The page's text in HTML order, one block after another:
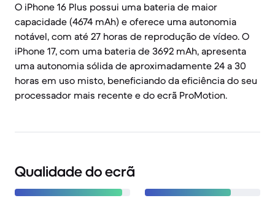
O iPhone 16 Plus possui uma bateria de maior
capacidade (4674 mAh) e oferece uma autonomia
notável, com até 27 horas de reprodução de vídeo. O
iPhone 17, com uma bateria de 3692 mAh, apresenta
uma autonomia sólida de aproximadamente 24 a 30
horas em uso misto, beneficiando da eficiência do seu
processador mais recente e do ecrã ProMotion.
Qualidade do ecrã